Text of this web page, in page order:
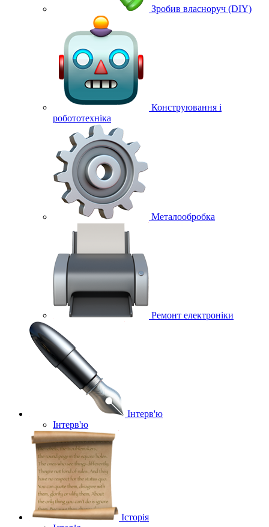
Зробив власноруч (DIY)
Конструювання і
робототехніка
Металообробка
Ремонт електроніки
Інтерв'ю
Інтерв'ю
Історія